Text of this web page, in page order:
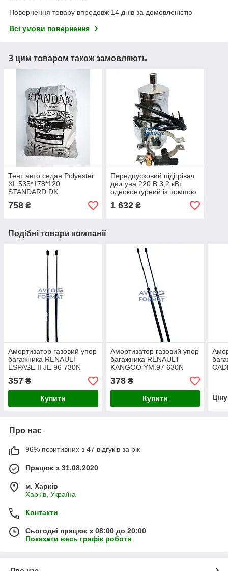
Повернення товару впродовж 14 днів за домовленістю
Всі умови повернення
З цим товаром також замовляють
Тент авто седан Polyester
XL 535*178*120
STANDARD DK
758 ₴
Передпусковий підігрівач
двигуна 220 В 3,2 кВт
одноконтурний із помпою
ARMER
1 632₴
Подібні товари компанії
Амортизатор газовий упор
багажника RENAULT
ESPASE II JE 96 730N
357 ₴
Купити
Амортизатор газовий упор
багажника RENAULT
KANGOO YM.97 630N
378₴
Купити
Про нас
96% позитивних з 47 відгуків за рік
Працює з 31.08.2020
м. Харків
Харків, Україна
Контакти
Сьогодні працює з 08:00 до 20:00
Показати весь графік роботи